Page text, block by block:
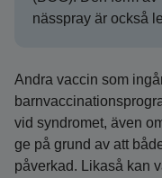
nässpray är också
Andra vaccin som
vid syndromet, även
ge på grund av att
påverkad. Likaså kan